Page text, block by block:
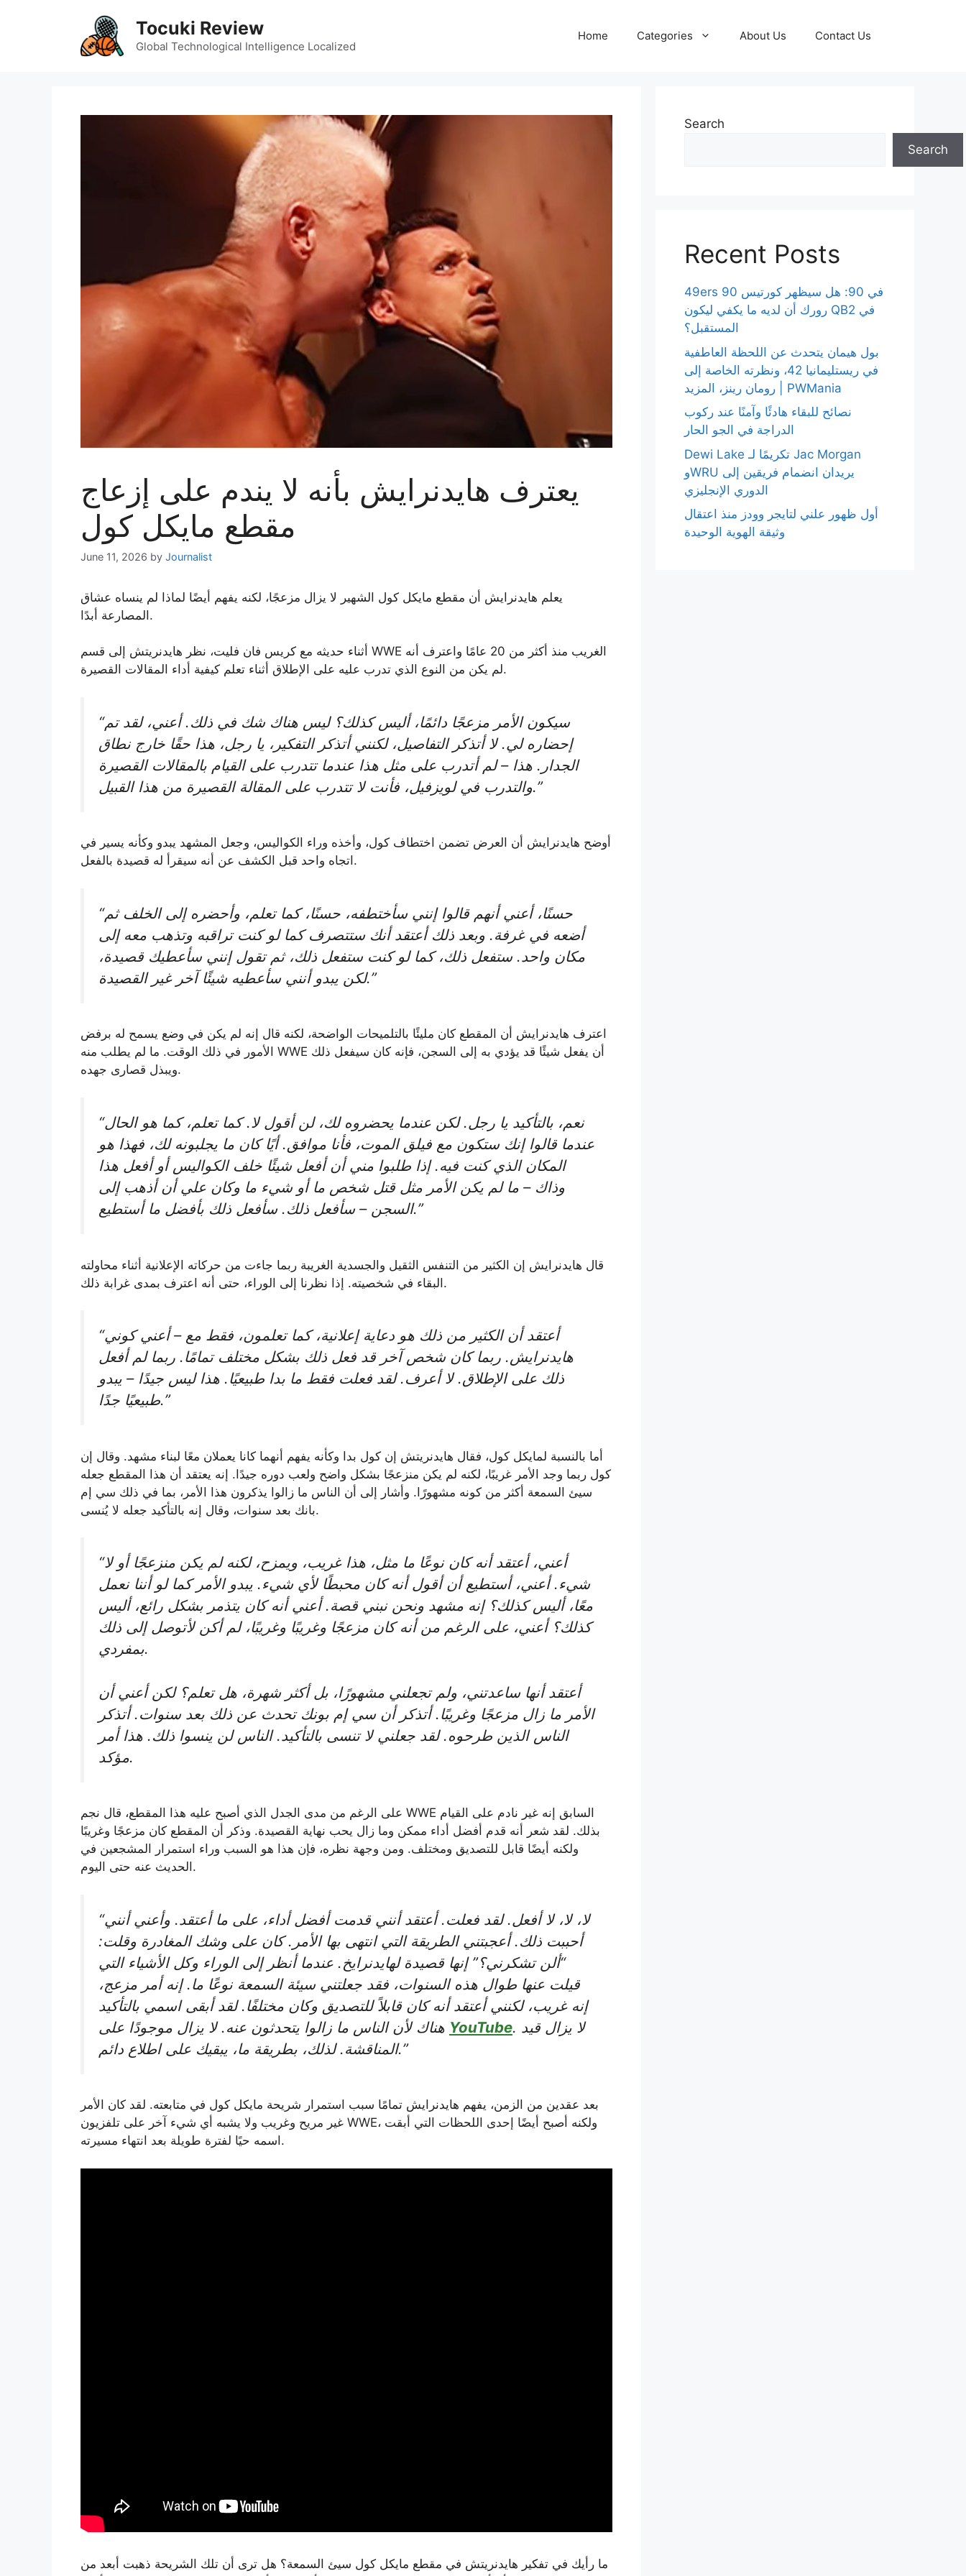
Tocuki Review
Global Technological Intelligence Localized
Home Categories About Us Contact Us
يعترف هايدنرايش بأنه لا يندم على إزعاج
مقطع مايكل كول
June 11, 2026 by Journalist
يعلم هايدنرايش أن مقطع مايكل كول الشهير لا يزال مزعجًا، لكنه يفهم أيضًا لماذا لم ينساه عشاق
المصارعة أبدًا.
أثناء حديثه مع كريس فان فليت، نظر هايدنريتش إلى قسم WWE الغريب منذ أكثر من 20 عامًا واعترف أنه
لم يكن من النوع الذي تدرب عليه على الإطلاق أثناء تعلم كيفية أداء المقالات القصيرة.
“سيكون الأمر مزعجًا دائمًا، أليس كذلك؟ ليس هناك شك في ذلك. أعني، لقد تم
إحضاره لي. لا أتذكر التفاصيل، لكنني أتذكر التفكير، يا رجل، هذا حقًا خارج نطاق
الجدار. هذا – لم أتدرب على مثل هذا عندما تتدرب على القيام بالمقالات القصيرة
والتدرب في لويزفيل، فأنت لا تتدرب على المقالة القصيرة من هذا القبيل.”
أوضح هايدنرايش أن العرض تضمن اختطاف كول، وأخذه وراء الكواليس، وجعل المشهد يبدو وكأنه يسير في
اتجاه واحد قبل الكشف عن أنه سيقرأ له قصيدة بالفعل.
“حسنًا، أعني أنهم قالوا إنني سأختطفه، حسنًا، كما تعلم، وأحضره إلى الخلف ثم
أضعه في غرفة. وبعد ذلك أعتقد أنك ستتصرف كما لو كنت تراقبه وتذهب معه إلى
مكان واحد. ستفعل ذلك، كما لو كنت ستفعل ذلك، ثم تقول إنني سأعطيك قصيدة،
لكن يبدو أنني سأعطيه شيئًا آخر غير القصيدة.”
اعترف هايدنرايش أن المقطع كان مليئًا بالتلميحات الواضحة، لكنه قال إنه لم يكن في وضع يسمح له برفض
الأمور في ذلك الوقت. ما لم يطلب منه WWE أن يفعل شيئًا قد يؤدي به إلى السجن، فإنه كان سيفعل ذلك
ويبذل قصارى جهده.
“نعم، بالتأكيد يا رجل. لكن عندما يحضروه لك، لن أقول لا. كما تعلم، كما هو الحال
عندما قالوا إنك ستكون مع فيلق الموت، فأنا موافق. أيًا كان ما يجلبونه لك، فهذا هو
المكان الذي كنت فيه. إذا طلبوا مني أن أفعل شيئًا خلف الكواليس أو أفعل هذا
وذاك – ما لم يكن الأمر مثل قتل شخص ما أو شيء ما وكان علي أن أذهب إلى
السجن – سأفعل ذلك. سأفعل ذلك بأفضل ما أستطيع.”
قال هايدنرايش إن الكثير من التنفس الثقيل والجسدية الغريبة ربما جاءت من حركاته الإعلانية أثناء محاولته
البقاء في شخصيته. إذا نظرنا إلى الوراء، حتى أنه اعترف بمدى غرابة ذلك.
“أعتقد أن الكثير من ذلك هو دعاية إعلانية، كما تعلمون، فقط مع – أعني كوني
هايدنرايش. ربما كان شخص آخر قد فعل ذلك بشكل مختلف تمامًا. ربما لم أفعل
ذلك على الإطلاق. لا أعرف. لقد فعلت فقط ما بدا طبيعيًا. هذا ليس جيدًا – يبدو
طبيعيًا جدًا.”
أما بالنسبة لمايكل كول، فقال هايدنريتش إن كول بدا وكأنه يفهم أنهما كانا يعملان معًا لبناء مشهد. وقال إن
كول ربما وجد الأمر غريبًا، لكنه لم يكن منزعجًا بشكل واضح ولعب دوره جيدًا. إنه يعتقد أن هذا المقطع جعله
سيئ السمعة أكثر من كونه مشهورًا. وأشار إلى أن الناس ما زالوا يذكرون هذا الأمر، بما في ذلك سي إم
بانك بعد سنوات، وقال إنه بالتأكيد جعله لا يُنسى.
“أعني، أعتقد أنه كان نوعًا ما مثل، هذا غريب، ويمزح، لكنه لم يكن منزعجًا أو لا
شيء. أعني، أستطيع أن أقول أنه كان محبطًا لأي شيء. يبدو الأمر كما لو أننا نعمل
معًا، أليس كذلك؟ إنه مشهد ونحن نبني قصة. أعني أنه كان يتذمر بشكل رائع، أليس
كذلك؟ أعني، على الرغم من أنه كان مزعجًا وغريبًا وغريبًا، لم أكن لأتوصل إلى ذلك
بمفردي.
أعتقد أنها ساعدتني، ولم تجعلني مشهورًا، بل أكثر شهرة، هل تعلم؟ لكن أعني أن
الأمر ما زال مزعجًا وغريبًا. أتذكر أن سي إم بونك تحدث عن ذلك بعد سنوات. أتذكر
الناس الذين طرحوه. لقد جعلني لا تنسى بالتأكيد. الناس لن ينسوا ذلك. هذا أمر
مؤكد.
على الرغم من مدى الجدل الذي أصبح عليه هذا المقطع، قال نجم WWE السابق إنه غير نادم على القيام
بذلك. لقد شعر أنه قدم أفضل أداء ممكن وما زال يحب نهاية القصيدة. وذكر أن المقطع كان مزعجًا وغريبًا
ولكنه أيضًا قابل للتصديق ومختلف. ومن وجهة نظره، فإن هذا هو السبب وراء استمرار المشجعين في
الحديث عنه حتى اليوم.
“لا، لا، لا أفعل. لقد فعلت. أعتقد أنني قدمت أفضل أداء، على ما أعتقد. وأعني أنني
أحببت ذلك. أعجبتني الطريقة التي انتهى بها الأمر. كان على وشك المغادرة وقلت:
“ألن تشكرني؟” إنها قصيدة لهايدنرايخ. عندما أنظر إلى الوراء وكل الأشياء التي
قيلت عنها طوال هذه السنوات، فقد جعلتني سيئة السمعة نوعًا ما. إنه أمر مزعج،
إنه غريب، لكنني أعتقد أنه كان قابلاً للتصديق وكان مختلفًا. لقد أبقى اسمي بالتأكيد
YouTube. لا يزال قيد
المناقشة. لذلك، بطريقة ما، يبقيك على اطلاع دائم.”
بعد عقدين من الزمن، يفهم هايدنرايش تمامًا سبب استمرار شريحة مايكل كول في متابعته. لقد كان الأمر
غير مريح وغريب ولا يشبه أي شيء آخر على تلفزيون WWE، ولكنه أصبح أيضًا إحدى اللحظات التي أبقت
اسمه حيًا لفترة طويلة بعد انتهاء مسيرته.
ما رأيك في تفكير هايدنريتش في مقطع مايكل كول سيئ السمعة؟ هل ترى أن تلك الشريحة ذهبت أبعد من
Search
Search
Recent Posts
49ers 90 في 90: هل سيظهر كورتيس
رورك أن لديه ما يكفي ليكون QB2 في
المستقبل؟
بول هيمان يتحدث عن اللحظة العاطفية
في ريستليمانيا 42، ونظرته الخاصة إلى
رومان رينز، المزيد | PWMania
نصائح للبقاء هادئًا وآمنًا عند ركوب
الدراجة في الجو الحار
Dewi Lake تكريمًا لـ Jac Morgan
وWRU يريدان انضمام فريقين إلى
الدوري الإنجليزي
أول ظهور علني لتايجر وودز منذ اعتقال
وثيقة الهوية الوحيدة